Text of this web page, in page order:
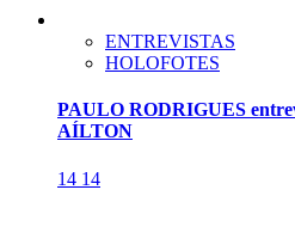
ENTREVISTAS
HOLOFOTES
PAULO RODRIGUES
AÍLTON
14 14